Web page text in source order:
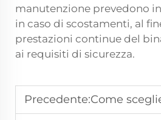
manutenzione prevedono
in caso di scostamenti, al
prestazioni continue del
ai requisiti di sicurezza.
Precedente:Come scegliere gli ancoraggi dei binari